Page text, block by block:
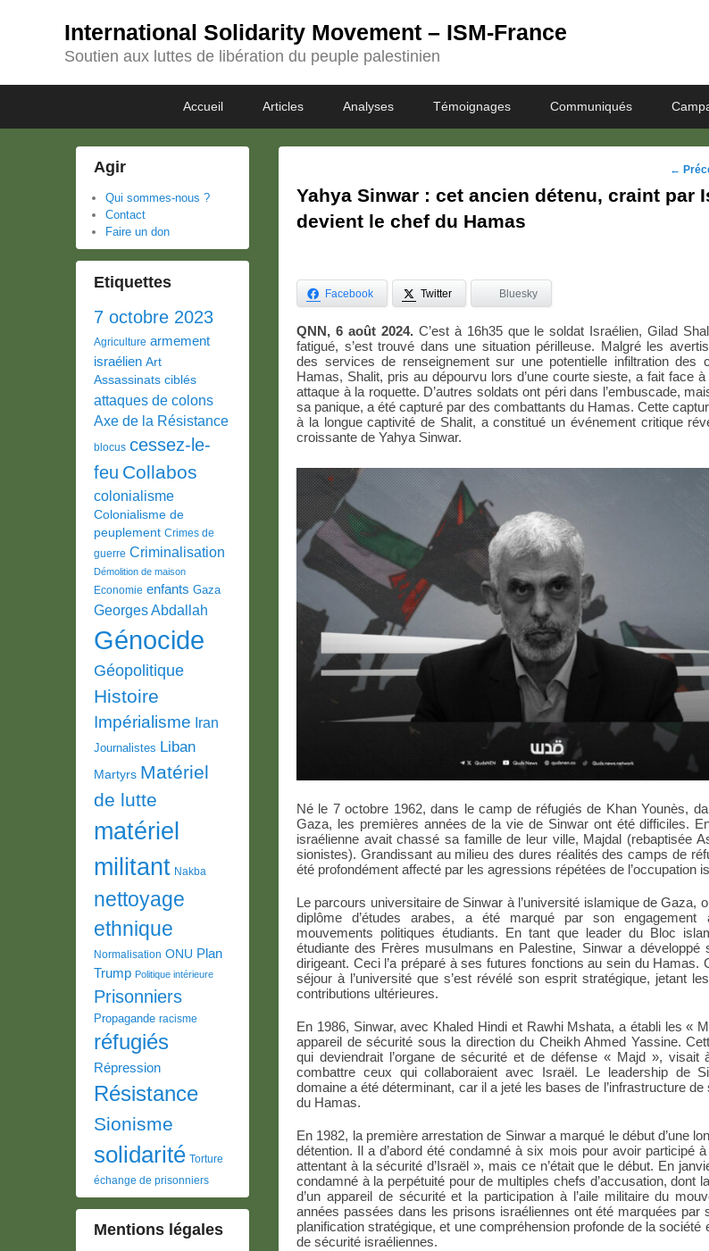
International Solidarity Movement – ISM-France
Soutien aux luttes de libération du peuple palestinien
menu
Accueil Articles Analyses Témoignages Communiqués
des
←
Yahya Sinwar : cet ancien détenu, craint par
devient le chef du Hamas
Facebook Twitter Bluesky
QNN, 6 août 2024.C’est à 16h35 que le soldat Israélien, Gilad
fatigué, s’est trouvé dans une situation périlleuse. Malgré les
des services de renseignement sur une potentielle infiltration des
Hamas, Shalit, pris au dépourvu lors d’une courte sieste, a fait face
attaque à la roquette. D’autres soldats ont péri dans l’embuscade,
sa panique, a été capturé par des combattants du Hamas. Cette
à la longue captivité de Shalit, a constitué un événement critique
croissante de Yahya Sinwar.
Né le 7 octobre 1962, dans le camp de réfugiés de Khan Younès,
Gaza, les premières années de la vie de Sinwar ont été difficiles.
israélienne avait chassé sa famille de leur ville, Majdal (rebaptisée
sionistes). Grandissant au milieu des dures réalités des camps de
été profondément affecté par les agressions répétées de l’occupation
Le parcours universitaire de Sinwar à l’université islamique de Gaza,
diplôme d’études arabes, a été marqué par son engagement
mouvements politiques étudiants. En tant que leader du Bloc
étudiante des Frères musulmans en Palestine, Sinwar a développé
dirigeant. Ceci l’a préparé à ses futures fonctions au sein du Hamas.
séjour à l’université que s’est révélé son esprit stratégique, jetant
contributions ultérieures.
En 1986, Sinwar, avec Khaled Hindi et Rawhi Mshata, a établi les «
appareil de sécurité sous la direction du Cheikh Ahmed Yassine.
qui deviendrait l’organe de sécurité et de défense « Majd », visait
combattre ceux qui collaboraient avec Israël. Le leadership de
domaine a été déterminant, car il a jeté les bases de l’infrastructure de
du Hamas.
En 1982, la première arrestation de Sinwar a marqué le début d’une
détention. Il a d’abord été condamné à six mois pour avoir participé
attentant à la sécurité d’Israël », mais ce n’était que le début. En
condamné à la perpétuité pour de multiples chefs d’accusation, dont
d’un appareil de sécurité et la participation à l’aile militaire du
années passées dans les prisons israéliennes ont été marquées par
planification stratégique, et une compréhension profonde de la société
de sécurité israéliennes.
Agir
Qui sommes-nous ?
Contact
Faire un don
Etiquettes
7 octobre 2023
Agriculture armement
israélien Art
Assassinats ciblés
attaques de colons
Axe de la Résistance
blocus cessez-le-
feu Collabos
colonialisme
Colonialisme de
peuplement Crimes de
guerre Criminalisation
Démolition de maison
Economie enfants Gaza
Georges Abdallah
Génocide
Géopolitique
Histoire
Impérialisme Iran
Journalistes Liban
Martyrs Matériel
de lutte
matériel
militant Nakba
nettoyage
ethnique
Normalisation ONU Plan
Trump Politique intérieure
Prisonniers
Propagande racisme
réfugiés
Répression
Résistance
Sionisme
solidarité Torture
échange de prisonniers
Mentions légales